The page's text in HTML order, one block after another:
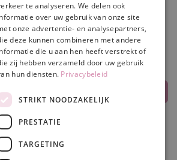
promotie of korting
te analyseren. We delen ook
over uw gebruik van onze site
onze advertentie- en analysepartners,
deze kunnen combineren met andere
die u aan hen heeft verstrekt of
zij hebben verzameld door uw gebruik
hun diensten. Privacybeleid
STRIKT NOODZAKELIJK
PRESTATIE
TARGETING